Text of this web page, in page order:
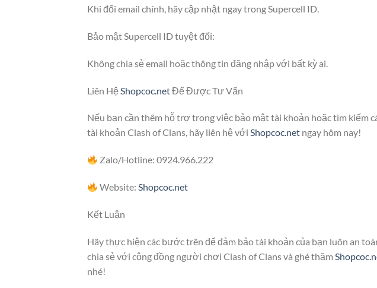
Khi đổi email chính, hãy cập nhật ngay trong Supercell ID.
Bảo mật Supercell ID tuyệt đối:
Không chia sẻ email hoặc thông tin đăng nhập với bất kỳ ai.
Liên Hệ Shopcoc.netĐể Được Tư Vấn
Nếu bạn cần thêm hỗ trợ trong việc bảo mật tài khoản hoặc tìm kiếm
tài khoản Clash of Clans, hãy liên hệ với Shopcoc.net ngay hôm nay!
Zalo/Hotline: 0924.966.222
Website:Shopcoc.net
Kết Luận
Hãy thực hiện các bước trên để đảm bảo tài khoản của bạn luôn an
chia sẻ với cộng đồng người chơi Clash of Clans và ghé thăm
nhé!